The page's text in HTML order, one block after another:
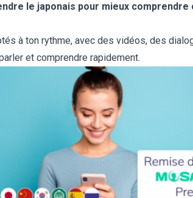
le japonais pour mieux
à ton rythme, avec des vidéos, des
et comprendre rapidement.